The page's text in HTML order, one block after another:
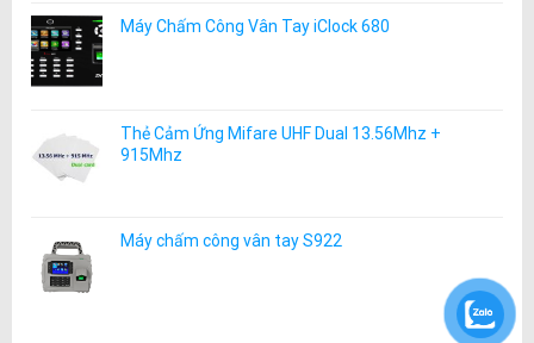
Máy Chấm Công Vân Tay iClock 680
Thẻ Cảm Ứng Mifare UHF Dual 13.56Mhz +
915Mhz
Máy chấm công vân tay S922